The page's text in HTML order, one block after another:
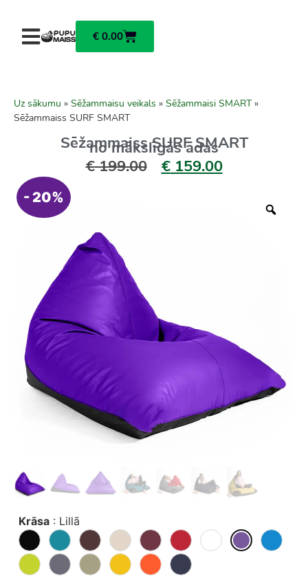
€ 0.00
Uz sākumu » Sēžammaisu veikals » Sēžammaisi SMART»
Sēžammaiss SURF SMART
Sēžammaiss SURF SMART
no mākslīgās ādas
€199.00 €159.00
- 20%
Krāsa : Lillā